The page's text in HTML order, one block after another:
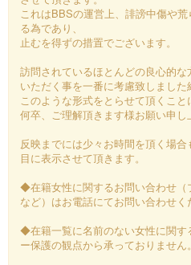
これはBBSの運営上、誹謗中傷や
る為であり、
止むを得ずの措置でございます。
訪問されているほとんどの良心的
いただく事を一番に考慮致しました
このような形式をとらせて頂くこと
何卒、ご理解頂きます様お願い申し
反映までには少々お時間を頂く場
目に表示させて頂きます。
◆在籍女性に関するお問い合わせ（
など）はお電話にてお問い合わせく
◆在籍一覧に名前のない女性に関す
ー保護の観点から承っておりません。